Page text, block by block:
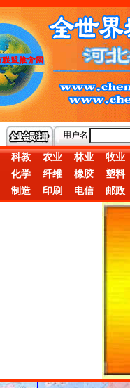
用户名
科教 农业 林业 牧业
化学 纤维 橡胶 塑料
制造 印刷 电信 邮政